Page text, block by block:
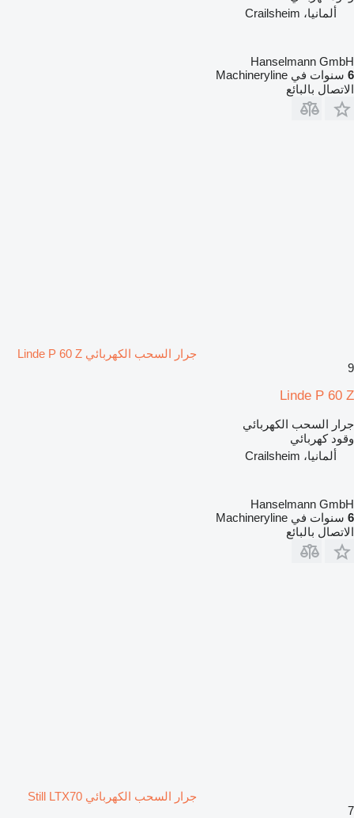
ألمانيا، Crailsheim
Hanselmann GmbH
6 سنوات في Machineryline
الاتصال بالبائع
جرار السحب الكهربائي Linde P 60 Z
9
Linde P 60 Z
جرار السحب الكهربائي
وقود كهربائي
ألمانيا، Crailsheim
Hanselmann GmbH
6 سنوات في Machineryline
الاتصال بالبائع
جرار السحب الكهربائي Still LTX70
7